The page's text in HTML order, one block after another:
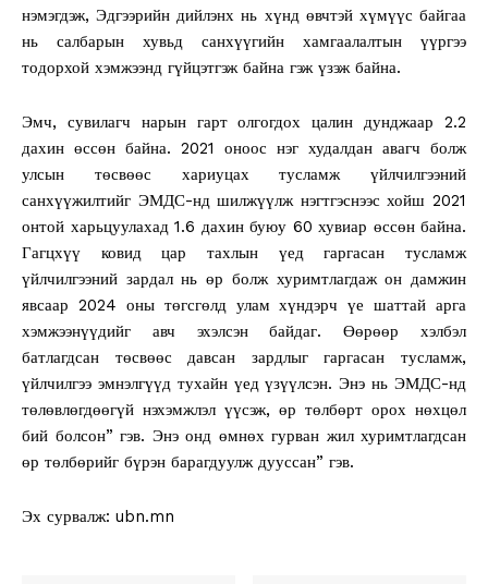
нэмэгдэж, Эдгээрийн дийлэнх нь хүнд өвчтэй хүмүүс байгаа
нь салбарын хувьд санхүүгийн хамгаалалтын үүргээ
тодорхой хэмжээнд гүйцэтгэж байна гэж үзэж байна.
Эмч, сувилагч нарын гарт олгогдох цалин дунджаар 2.2
дахин өссөн байна. 2021 оноос нэг худалдан авагч болж
улсын төсвөөс хариуцах тусламж үйлчилгээний
санхүүжилтийг ЭМДС-нд шилжүүлж нэгтгэснээс хойш 2021
онтой харьцуулахад 1.6 дахин буюу 60 хувиар өссөн байна.
Гагцхүү ковид цар тахлын үед гаргасан тусламж
үйлчилгээний зардал нь өр болж хуримтлагдаж он дамжин
явсаар 2024 оны төгсгөлд улам хүндэрч үе шаттай арга
хэмжээнүүдийг авч эхэлсэн байдаг. Өөрөөр хэлбэл
батлагдсан төсвөөс давсан зардлыг гаргасан тусламж,
үйлчилгээ эмнэлгүүд тухайн үед үзүүлсэн. Энэ нь ЭМДС-нд
төлөвлөгдөөгүй нэхэмжлэл үүсэж, өр төлбөрт орох нөхцөл
бий болсон” гэв. Энэ онд өмнөх гурван жил хуримтлагдсан
өр төлбөрийг бүрэн барагдуулж дууссан” гэв.
Эх сурвалж: ubn.mn